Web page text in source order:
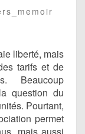
liberté, mais
tarifs et de
Beaucoup
question du
Pourtant,
permet
mais aussi